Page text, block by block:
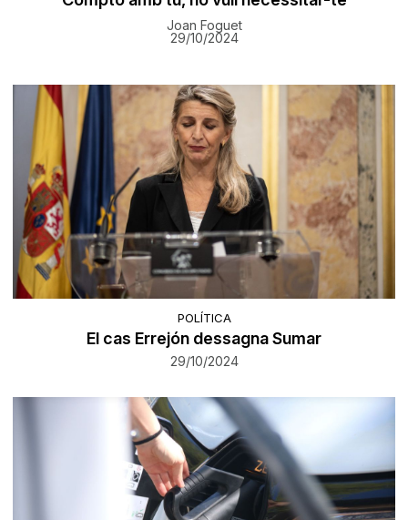
Joan Foguet
29/10/2024
POLÍTICA
El cas Errejón dessagna Sumar
29/10/2024